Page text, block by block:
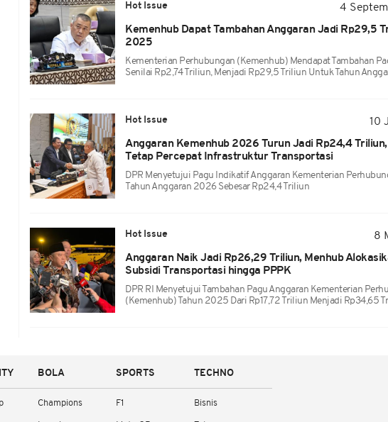
Hot Issue
4
Kemenhub Dapat Tambahan Anggaran Jadi Rp29,5
2025
Kementerian Perhubungan (Kemenhub) Mendapat Tambahan
Senilai Rp2,74 Triliun, Menjadi Rp29,5 Triliun Untuk Tahun
Hot Issue
10
Anggaran Kemenhub 2026 Turun Jadi Rp24,4 Triliun,
Tetap Percepat Infrastruktur Transportasi
DPR Menyetujui Pagu Indikatif Anggaran Kementerian
Tahun Anggaran 2026 Sebesar Rp24,4 Triliun
Hot Issue
8
Anggaran Naik Jadi Rp26,29 Triliun, Menhub
Subsidi Transportasi hingga PPPK
DPR RI Menyetujui Tambahan Pagu Anggaran Kementerian
(Kemenhub) Tahun 2025 Dari Rp17,72 Triliun Menjadi Rp34,65
BOLA
Champions
SPORTS
F1
TECHNO
Bisnis